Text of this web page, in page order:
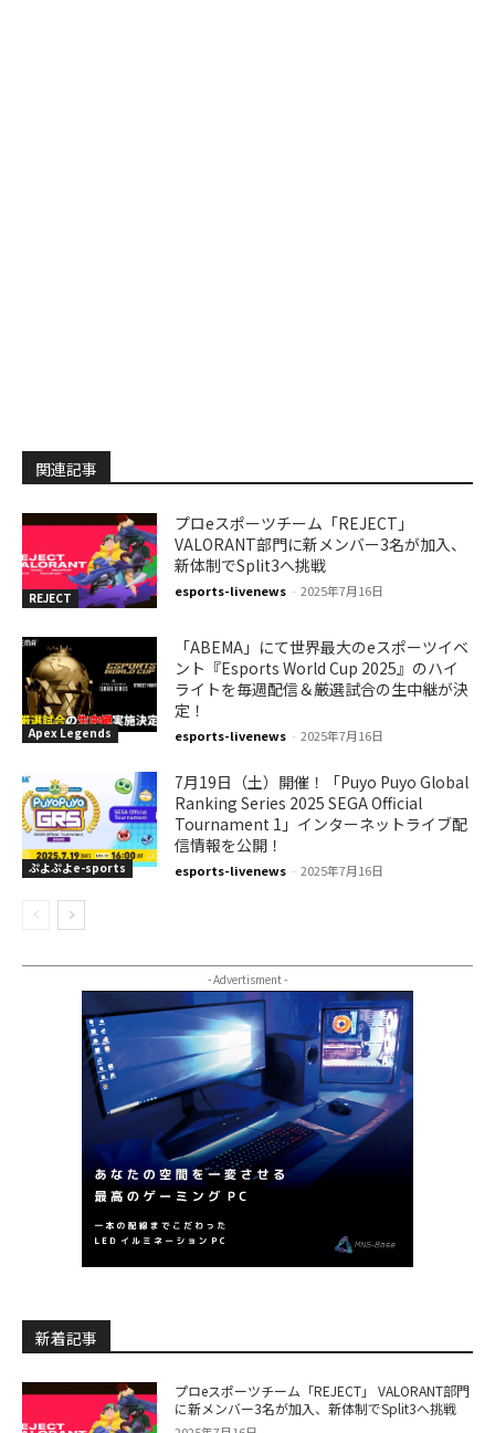
関連記事
REJECT
プロeスポーツチーム「REJECT」
VALORANT部門に新メンバー3名が加入、
新体制でSplit3へ挑戦
esports-livenews - 2025年7月16日
Apex Legends
「ABEMA」にて世界最大のeスポーツイベ
ント『Esports World Cup 2025』のハイ
ライトを毎週配信＆厳選試合の生中継が決
定！
esports-livenews - 2025年7月16日
ぷよぷよe-sports
7月19日（土）開催！「Puyo Puyo Global
Ranking Series 2025 SEGA Official
Tournament 1」インターネットライブ配
信情報を公開！
esports-livenews - 2025年7月16日
- Advertisment -
新着記事
プロeスポーツチーム「REJECT」 VALORANT部門
に新メンバー3名が加入、新体制でSplit3へ挑戦